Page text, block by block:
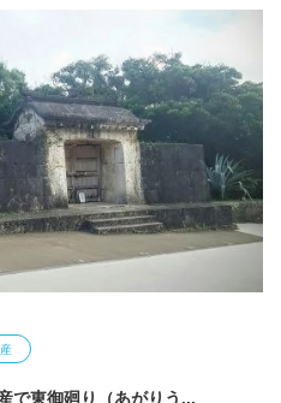
で東御廻り（あがりう...